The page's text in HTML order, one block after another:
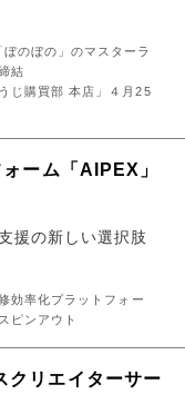
のぼの」のマスターラ
結
じ購買部 本店」４月25
ーム「AIPEX」
援の新しい選択肢
効率化プラットフォー
ピンアウト
クリエイターサー